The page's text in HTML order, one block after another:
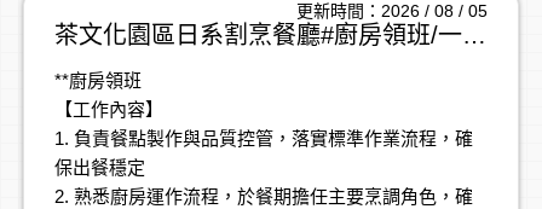
我們的工作環境很友善活潑，但也很有挑戰性；工作
步調將會充滿變化，也充滿成就感。
你/妳主要負責的將會是：
【 工 作 內 容 】
1.派遣員工薪資計算 / 客戶端請款作業
2.派遣員工出缺勤管理
3.派遣員工關係管理
茶文化園區日系割烹餐廳#廚房領班/一級廚師
更新時間：2026 / 08 / 05
**廚房領班
【工作內容】
1. 負責餐點製作與品質控管，落實標準作業流程，確
保出餐穩定
2. 熟悉廚房運作流程，於餐期擔任主要烹調角色，確